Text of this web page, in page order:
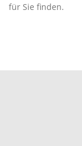
für Sie finden.